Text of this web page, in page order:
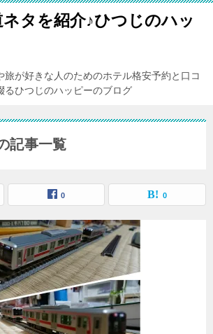
タを紹介♪ひつじのハッ
旅が好きな人のためのホテル格安予約と口コ
るひつじのハッピーのブログ
記事一覧
0 0